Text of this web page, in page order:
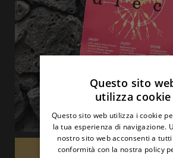
Questo sito
utilizza cookie
Questo sito web utilizza i cookie
la tua esperienza di navigazione.
nostro sito web acconsenti a
conformità con la nostra policy